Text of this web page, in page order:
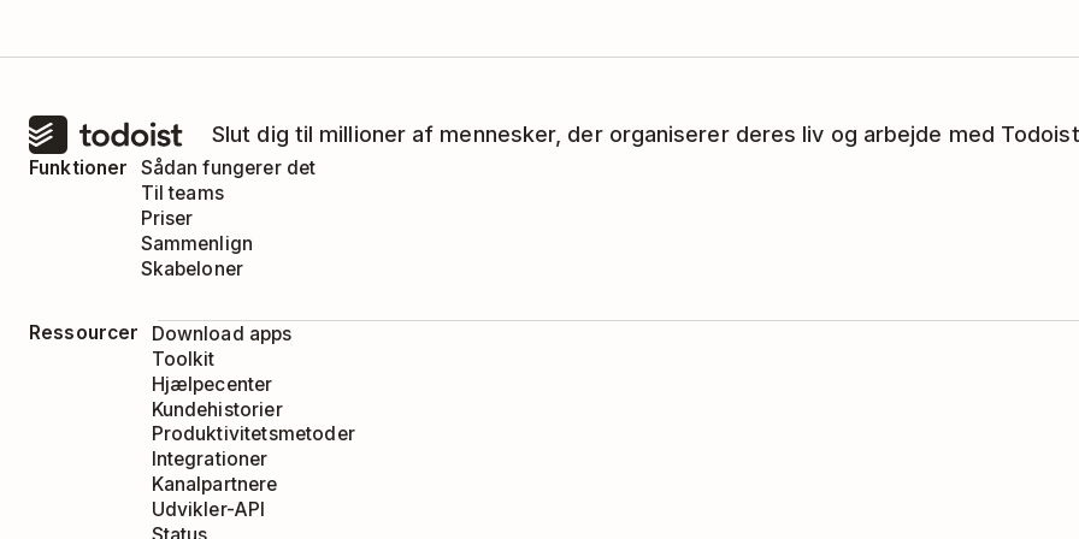
Slut dig til millioner af mennesker, der organiserer deres liv og arbejde med
Funktioner
Sådan fungerer det
Til teams
Priser
Sammenlign
Skabeloner
Ressourcer
Download apps
Toolkit
Hjælpecenter
Kundehistorier
Produktivitetsmetoder
Integrationer
Kanalpartnere
Udvikler-API